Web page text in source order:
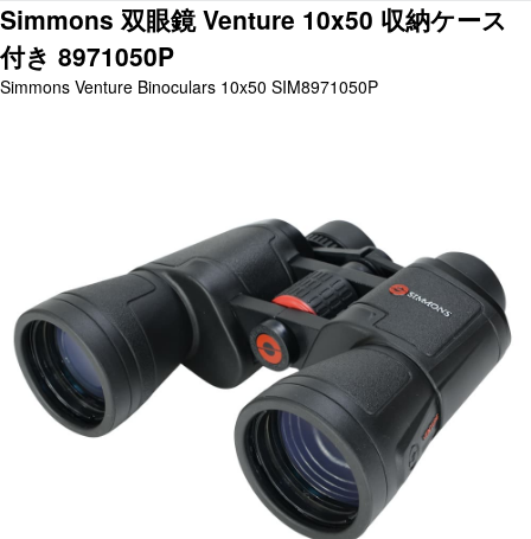
Simmons 双眼鏡 Venture 10x50 収納ケース
付き 8971050P
Simmons Venture Binoculars 10x50 SIM8971050P